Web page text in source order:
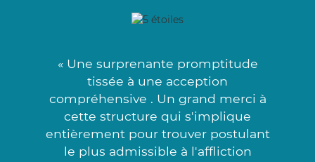
« Une surprenante promptitude
tissée à une acception
compréhensive . Un grand merci à
cette structure qui s'implique
entièrement pour trouver postulant
le plus admissible à l'affliction